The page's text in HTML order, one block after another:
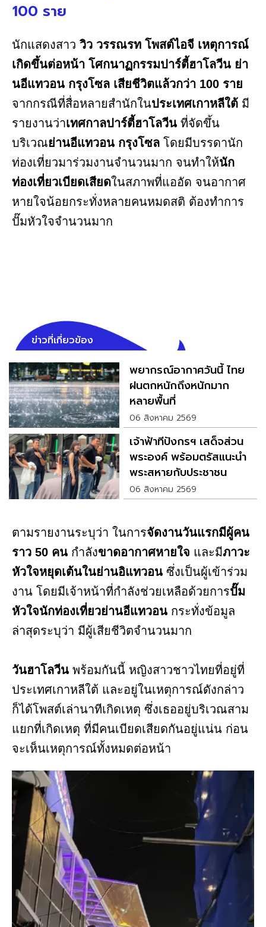
100 ราย
นักแสดงสาว วิว วรรณรท โพสต์ไอจี เหตุการณ์
เกิดขึ้นต่อหน้า โศกนาฏกรรมปาร์ตี้ฮาโลวีน ย่า
นอีแทวอน กรุงโซล เสียชีวิตแล้วกว่า 100 ราย
จากกรณีที่สื่อหลายสำนักในประเทศเกาหลีใต้ มี
รายงานว่าเทศกาลปาร์ตี้ฮาโลวีน ที่จัดขึ้น
บริเวณย่านอีแทวอน กรุงโซล โดยมีบรรดานัก
ท่องเที่ยวมาร่วมงานจำนวนมาก จนทำให้นัก
ท่องเที่ยวเบียดเสียดในสภาพที่แออัด จนอากาศ
หายใจน้อยกระทั่งหลายคนหมดสติ ต้องทำการ
ปั๊มหัวใจจำนวนมาก
ข่าวที่เกี่ยวข้อง
พยากรณ์อากาศวันนี้ ไทย
ฝนตกหนักถึงหนักมาก
หลายพื้นที่
06 สิงหาคม 2569
เจ้าฟ้าทีปังกรฯ เสด็จส่วน
พระองค์ พร้อมตรัสแนะนำ
พระสหายกับประชาชน
06 สิงหาคม 2569
ตามรายงานระบุว่า ในการจัดงานวันแรกมีผู้คน
ราว 50 คน กำลังขาดอากาศหายใจ และมีภาวะ
หัวใจหยุดเต้นในย่านอิแทวอน ซึ่งเป็นผู้เข้าร่วม
งาน โดยมีเจ้าหน้าที่กำลังช่วยเหลือด้วยการปั๊ม
หัวใจนักท่องเที่ยวย่านอีแทวอน กระทั่งข้อมูล
ล่าสุดระบุว่า มีผู้เสียชีวิตจำนวนมาก
วันฮาโลวีน พร้อมกันนี้ หญิงสาวชาวไทยที่อยู่ที่
ประเทศเกาหลีใต้ และอยู่ในเหตุการณ์ดังกล่าว
ก็ได้โพสต์เล่านาทีเกิดเหตุ ซึ่งเธออยู่บริเวณสาม
แยกที่เกิดเหตุ ที่มีคนเบียดเสียดกันอยู่แน่น ก่อน
จะเห็นเหตุการณ์ทั้งหมดต่อหน้า